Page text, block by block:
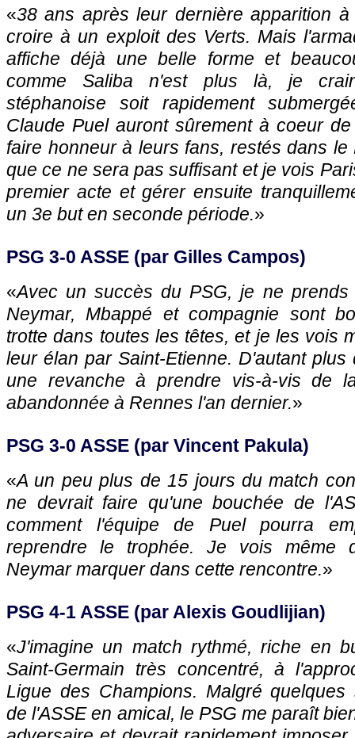
«38 ans après leur dernière apparition
croire à un exploit des Verts. Mais
affiche déjà une belle forme et
comme Saliba n'est plus là, je
stéphanoise soit rapidement
Claude Puel auront sûrement à coeur
faire honneur à leurs fans, restés dans
que ce ne sera pas suffisant et je vois
premier acte et gérer ensuite
un 3e but en seconde période.»
PSG 3-0 ASSE (par Gilles Campos)
«Avec un succès du PSG, je ne
Neymar, Mbappé et compagnie sont
trotte dans toutes les têtes, et je les vois
leur élan par Saint-Etienne. D'autant
une revanche à prendre vis-à-vis de
abandonnée à Rennes l'an dernier.»
PSG 3-0 ASSE (par Vincent Pakula)
«A un peu plus de 15 jours du match
ne devrait faire qu'une bouchée de
comment l'équipe de Puel pourra
reprendre le trophée. Je vois même
Neymar marquer dans cette rencontre.»
PSG 4-1 ASSE (par Alexis Goudlijian)
«J'imagine un match rythmé, riche en
Saint-Germain très concentré, à
Ligue des Champions. Malgré quelques
de l'ASSE en amical, le PSG me paraît